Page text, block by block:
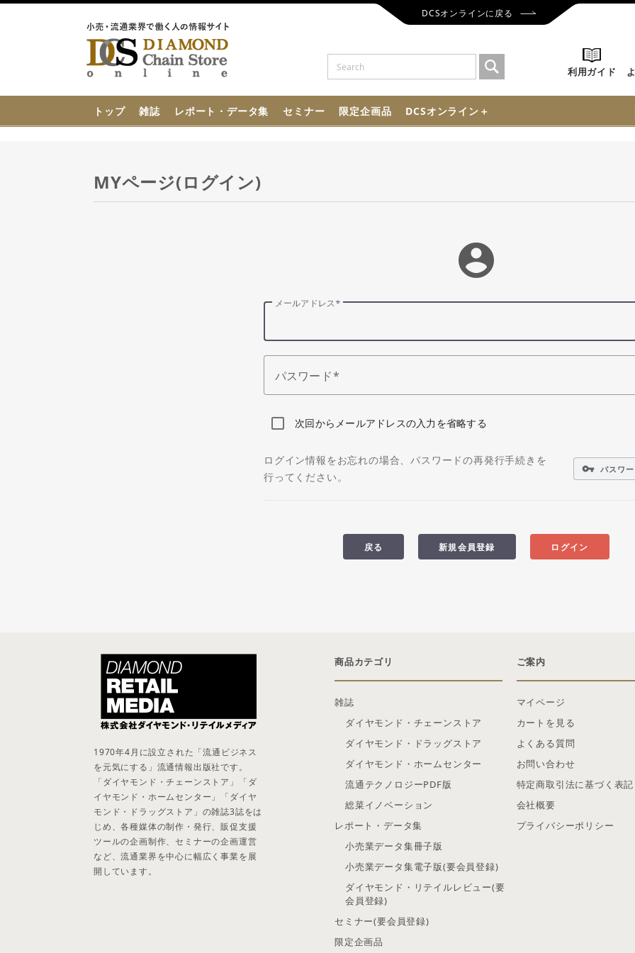
DCSオンラインに戻る
利用ガイド
トップ 雑誌 レポート・データ集 セミナー 限定企画品 DCSオンライン＋
MYページ(ログイン)
account_circle
メールアドレス
パスワード
次回からメールアドレスの入力を省略する
ログイン情報をお忘れの場合、パスワードの再発行手続きを
行ってください。
vpn_key パスワ
ログイン
新規会員登録
戻る
商品カテゴリ
雑誌
ダイヤモンド・チェーンストア
ダイヤモンド・ドラッグストア
ダイヤモンド・ホームセンター
流通テクノロジーPDF版
総菜イノベーション
レポート・データ集
小売業データ集冊子版
小売業データ集電子版(要会員登録)
ダイヤモンド・リテイルレビュー(要
会員登録)
セミナー(要会員登録)
限定企画品
ご案内
マイページ
カートを見る
よくある質問
お問い合わせ
特定商取引法に基づく表記
会社概要
プライバシーポリシー
1970年4月に設立された「流通ビジネス
を元気にする」流通情報出版社です。
「ダイヤモンド・チェーンストア」「ダ
イヤモンド・ホームセンター」「ダイヤ
モンド・ドラッグストア」の雑誌3誌をは
じめ、各種媒体の制作・発行、販促支援
ツールの企画制作、セミナーの企画運営
など、流通業界を中心に幅広く事業を展
開しています。